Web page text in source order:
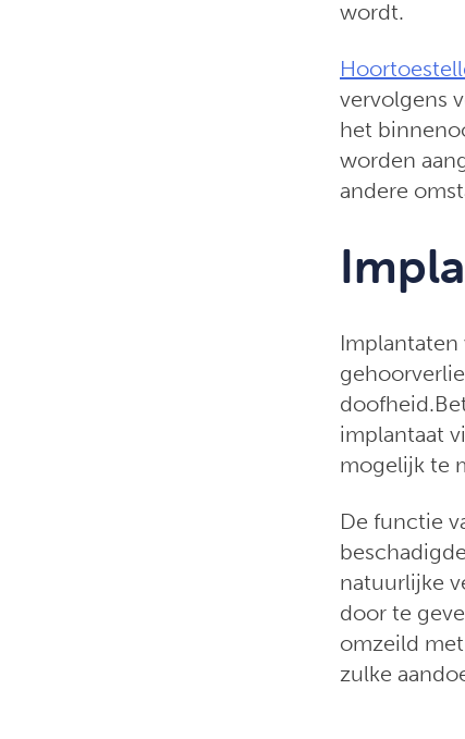
wordt.
vervolgens
het
worden
andere
implantaat
mogelijk te
De functie
natuurlijke
door te
omzeild
zulke